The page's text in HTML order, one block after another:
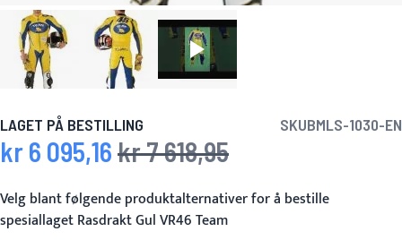
LAGET PÅ BESTILLING SKUBMLS-1030-EN
Spesialpris
kr 6 095,16 Vanlig pris
kr 7 618,95
Velg blant følgende produktalternativer for å bestille
spesiallaget Rasdrakt Gul VR46 Team